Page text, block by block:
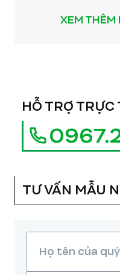
XEM THÊM
HỖ TRỢ TRỰC
TƯ VẤN MẪU